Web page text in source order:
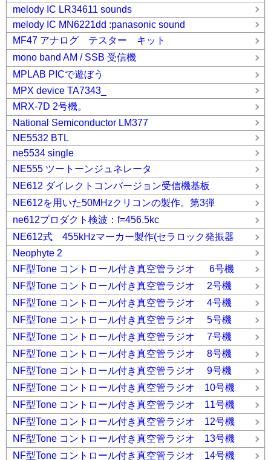
melody IC LR34611 sounds
melody IC MN6221dd :panasonic sound
MF47 アナログ テスター キット
mono band AM / SSB 受信機
MPLAB PICで遊ぼう
MPX device TA7343_
MRX-7D 2号機。
National Semiconductor LM377
NE5532 BTL
ne5534 single
NE555 ツートーンジュネレータ
NE612 ダイレクトコンバージョン受信機基板
NE612を用いた50MHzクリコンの製作。第3弾
ne612プロダクト検波：f=456.5kc
NE612式 455kHzマーカー製作(セラロック発振器
Neophyte 2
NF型Tone コントロール付き真空管ラジオ 6号機
NF型Tone コントロール付き真空管ラジオ 2号機
NF型Tone コントロール付き真空管ラジオ 4号機
NF型Tone コントロール付き真空管ラジオ 5号機
NF型Tone コントロール付き真空管ラジオ 7号機
NF型Tone コントロール付き真空管ラジオ 8号機
NF型Tone コントロール付き真空管ラジオ 9号機
NF型Tone コントロール付き真空管ラジオ 10号機
NF型Tone コントロール付き真空管ラジオ 11号機
NF型Tone コントロール付き真空管ラジオ 12号機
NF型Tone コントロール付き真空管ラジオ 13号機
NF型Tone コントロール付き真空管ラジオ 14号機